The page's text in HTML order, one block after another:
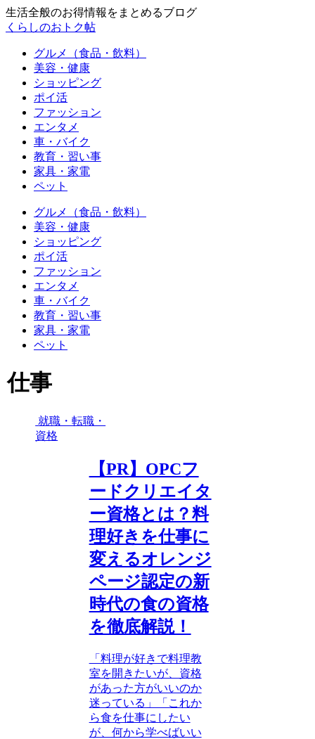
生活全般のお得情報をまとめるブログ
くらしのおトク帖
グルメ（食品・飲料）
美容・健康
ショッピング
ポイ活
ファッション
エンタメ
車・バイク
教育・習い事
家具・家電
ペット
グルメ（食品・飲料）
美容・健康
ショッピング
ポイ活
ファッション
エンタメ
車・バイク
教育・習い事
家具・家電
ペット
仕事
就職・転職・
資格
【PR】OPCフ
ードクリエイタ
ー資格とは？料
理好きを仕事に
変えるオレンジ
ページ認定の新
時代の食の資格
を徹底解説！
「料理が好きで料理教
室を開きたいが、資格
があった方がいいのか
迷っている」「これか
ら食を仕事にしたい
が、何から学べばいい